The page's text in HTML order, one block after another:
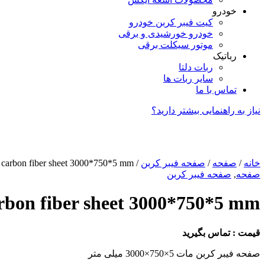
خودرو
کیت فیبر کربن خودرو
خودرو خورشیدی و برقی
موتور سیکلت برقی
رباتیک
ربات دلتا
سایر ربات ها
تماس با ما
نیاز به راهنمایی بیشتر دارید؟
خانه / صفحه / صفحه فیبر کربن / carbon fiber sheet 3000*750*5 mm
صفحه, صفحه فیبر کربن
fiber sheet 3000*750*5 mm
قیمت : تماس بگیرید
صفحه فیبر کربن مات 5×750×3000 میلی متر